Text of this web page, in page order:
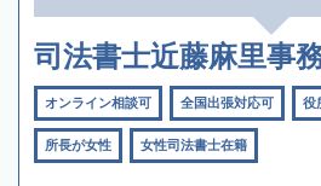
司法書士近藤麻里事
オンライン相談可 全国出張対応可 役
所長が女性 女性司法書士在籍